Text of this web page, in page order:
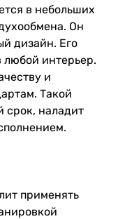
в небольших
Он
дизайн. Его
любой интерьер.
и
Такой
срок, наладит
применять